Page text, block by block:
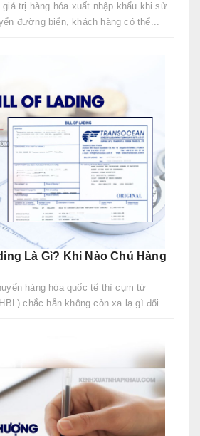
giá trị hàng hóa xuất nhập khẩu khi sử
đường biển, khách hàng có thể...
Là Gì? Khi Nào Chủ Hàng
hàng hóa quốc tế thì cụm từ
chắc hẳn không còn xa lạ gì đối...